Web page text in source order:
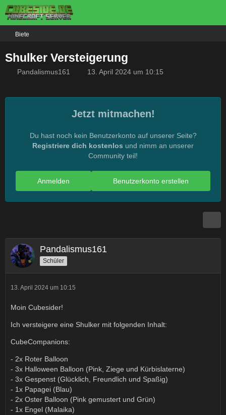
Biete
Shulker Versteigerung
Pandalismus161 13. April 2024 um 10:15
Jetzt mitmachen!
Du hast noch kein Benutzerkonto auf unserer Seite?
Registriere dich kostenlos und nimm an unserer
Community teil!
Benutzerkonto erstellen
Anmelden
Pandalismus161
Schüler
13. April 2024 um 10:15
Moin Cubesider!
Ich versteigere eine Shulker mit folgenden Inhalt:
CubeCompanions:
- 2x Roter Balloon
- 3x Halloween Balloon (Pink, Ziege und Kürbislaterne)
- 3x Gespenst (Glücklich, Freundlich und Spaßig)
- 1x Papagei (Blau)
- 2x Oster Balloon (Pink gemustert und Grün)
- 1x Engel (Malaika)